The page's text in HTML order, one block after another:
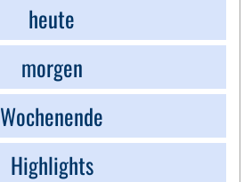
heute
morgen
Wochenende
Highlights